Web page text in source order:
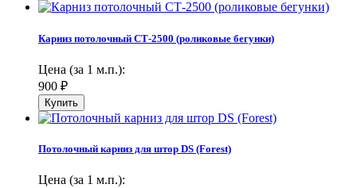
Карниз потолочный СТ-2500 (роликовые бегунки)
Цена (за 1 м.п.):
900 ₽
Потолочный карниз для штор DS (Forest)
Цена (за 1 м.п.):